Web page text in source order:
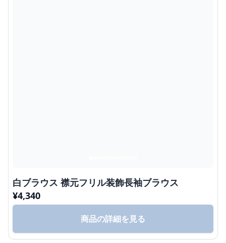
白ブラウス 襟元フリル装飾長袖ブラウス
¥4,340
商品の詳細を見る